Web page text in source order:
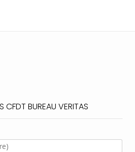
CFDT BUREAU VERITAS